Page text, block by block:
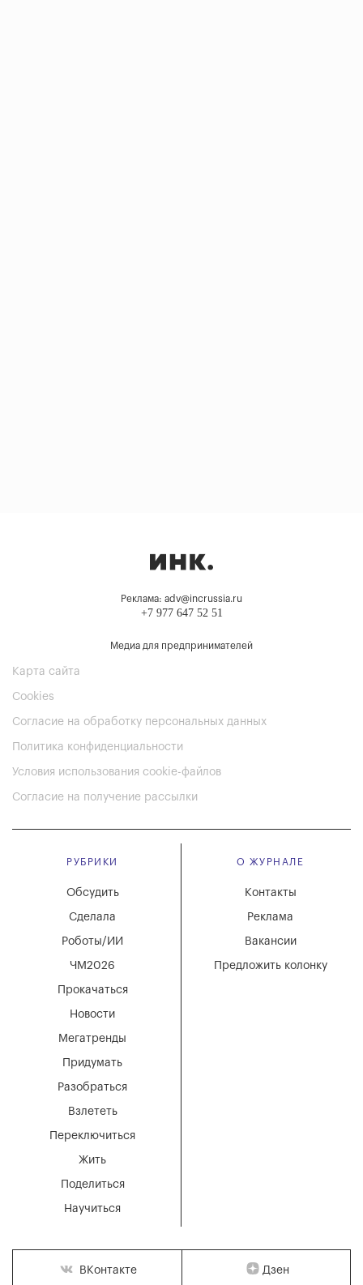
Реклама: adv@incrussia.ru
+7 977 647 52 51
Медиа для предпринимателей
Карта сайта
Cookies
Согласие на обработку персональных данных
Политика конфиденциальности
Условия использования cookie-файлов
Согласие на получение рассылки
РУБРИКИ
Мегатренды
Придумать
Разобраться
Взлететь
Новости
Переключиться
Жить
Поделиться
Научиться
Обсудить
Сделала
Роботы/ИИ
ЧМ2026
Прокачаться
О ЖУРНАЛЕ
Вакансии
Реклама
Контакты
Предложить колонку
ВКонтакте Дзен